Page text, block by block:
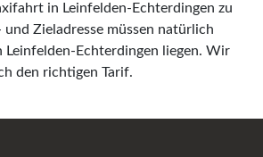
in Leinfelden-Echterdingen zu
und Zieladresse müssen natürlich
Leinfelden-Echterdingen liegen. Wir
den richtigen Tarif.